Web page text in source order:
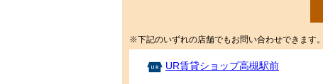
※下記のいずれの店舗でもお問い合わせできます。
UR賃貸ショップ高槻駅前